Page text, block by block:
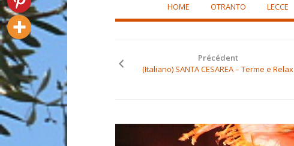
content
HOME OTRANTO LECCE
Précédent
(Italiano) SANTA CESAREA – Terme e Relax